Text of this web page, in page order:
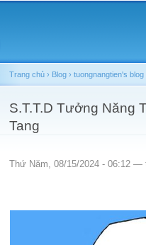
You are here
Trang chủ › Blog › tuongnangtien's blog
S.T.T.D Tưởng Năng
Tang
Thứ Năm, 08/15/2024 - 06:12 —